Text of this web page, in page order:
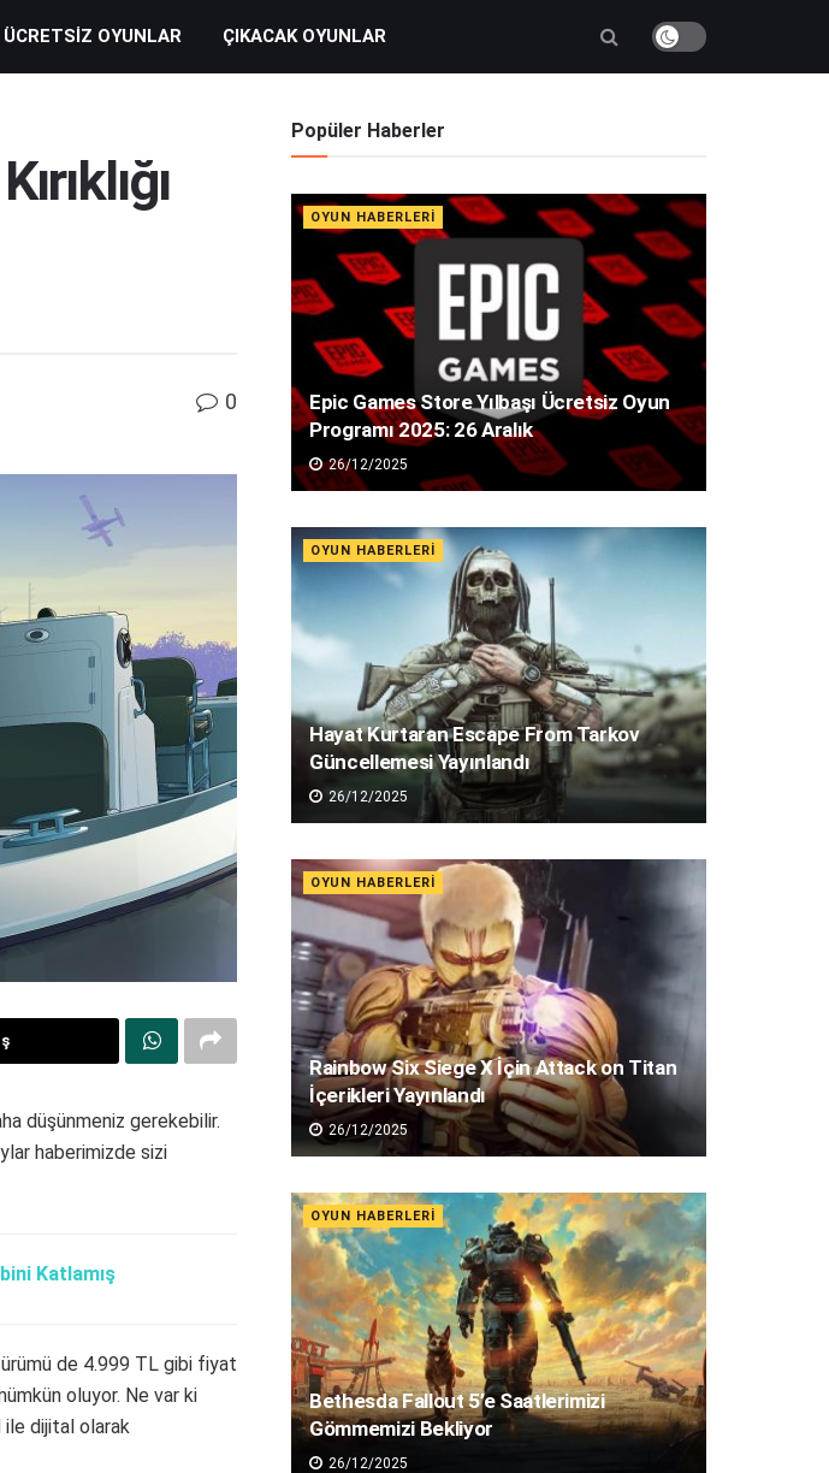
ÜCRETSIZ OYUNLAR ÇIKACAK OYUNLAR
0
düşünmeniz gerekebilir.
haberimizde sizi
Katlamış
de 4.999 TL gibi fiyat
oluyor. Ne var ki
ile dijital olarak
Popüler Haberler
OYUN HABERLERI
Epic Games Store Yılbaşı Ücretsiz Oyun
Programı 2025: 26 Aralık
26/12/2025
OYUN HABERLERI
Hayat Kurtaran Escape From Tarkov
Güncellemesi Yayınlandı
26/12/2025
OYUN HABERLERI
Rainbow Six Siege X İçin Attack on Titan
İçerikleri Yayınlandı
26/12/2025
OYUN HABERLERI
Bethesda Fallout 5’e Saatlerimizi
Gömmemizi Bekliyor
26/12/2025